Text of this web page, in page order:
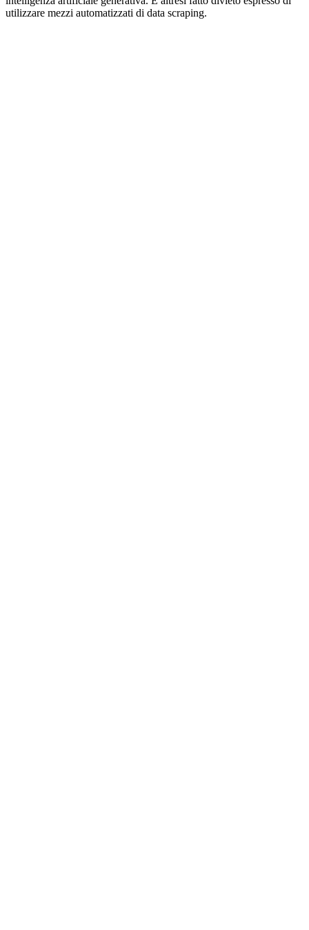
utilizzare mezzi automatizzati di data scraping.